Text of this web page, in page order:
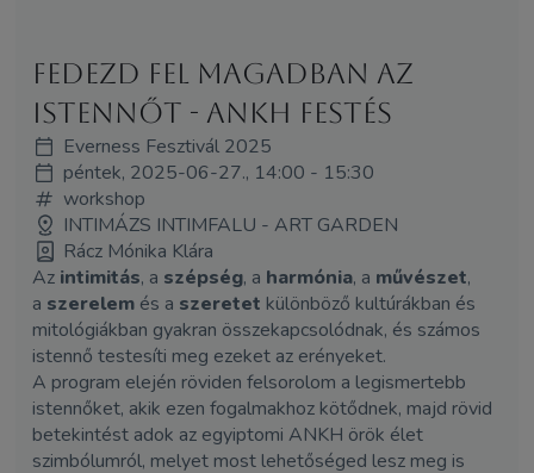
Fedezd fel magadban az
Istennőt - Ankh festés
Everness Fesztivál 2025
péntek, 2025-06-27., 14:00 - 15:30
workshop
INTIMÁZS INTIMFALU - ART GARDEN
Rácz Mónika Klára
Az intimitás, a szépség, a harmónia, a művészet,
a szerelemés a szeretet különböző kultúrákban és
mitológiákban gyakran összekapcsolódnak, és számos
istennő testesíti meg ezeket az erényeket.
A program elején röviden felsorolom a legismertebb
istennőket, akik ezen fogalmakhoz kötődnek, majd rövid
betekintést adok az egyiptomi ANKH örök élet
szimbólumról, melyet most lehetőséged lesz meg is